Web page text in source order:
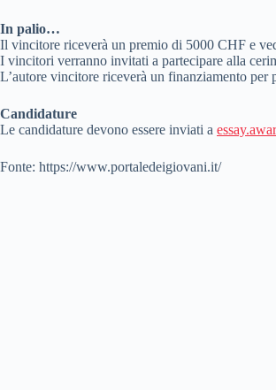
In palio…
Il vincitore riceverà un premio di 5000 CHF e
I vincitori verranno invitati a partecipare alla
L’autore vincitore riceverà un finanziamento per
Candidature
Le candidature devono essere inviati a
Fonte: https://www.portaledeigiovani.it/